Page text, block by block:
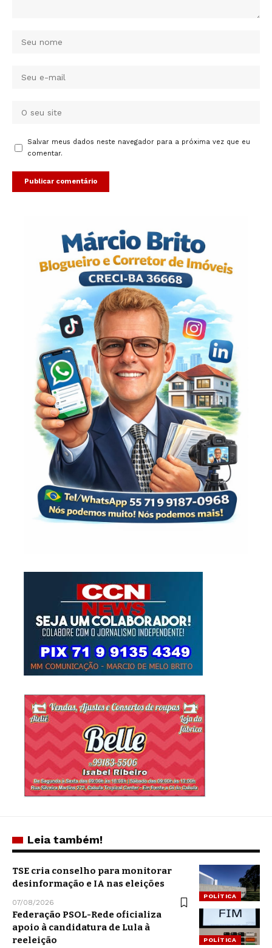
Salvar meus dados neste navegador para a próxima vez que eu
comentar.
Leia também!
POLÍTICA
TSE cria conselho para monitorar
desinformação e IA nas eleições
07/08/2026
POLÍTICA
Federação PSOL-Rede oficializa
apoio à candidatura de Lula à
reeleição